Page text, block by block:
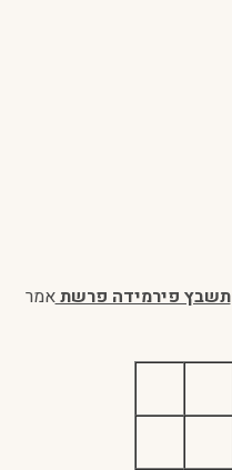
תשבץ פירמידה פרשתאמר